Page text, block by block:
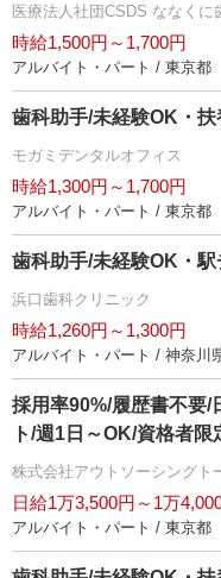
医療法人社団CSDS ななくに
時給1,500円～1,700円
アルバイト・パート / 東京都
歯科助手/未経験OK・
モガミデンタルオフィス
時給1,300円～1,700円
アルバイト・パート / 東京都
歯科助手/未経験OK・駅
浜口歯科クリニック
時給1,260円～1,300円
アルバイト・パート / 神奈川
採用率90%/履歴書不要/
ト/週1日～OK/資格者限
株式会社アウトソーシングト
日給1万3,500円～1万
アルバイト・パート / 東京都